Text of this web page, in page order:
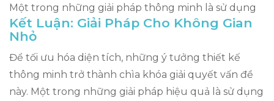
Một trong những giải pháp thông minh là sử dụng
Kết Luận: Giải Pháp Cho Không Gian
Nhỏ
Để tối ưu hóa diện tích, những ý tưởng thiết kế
thông minh trở thành chìa khóa giải quyết vấn đề
này. Một trong những giải pháp hiệu quả là sử dụng